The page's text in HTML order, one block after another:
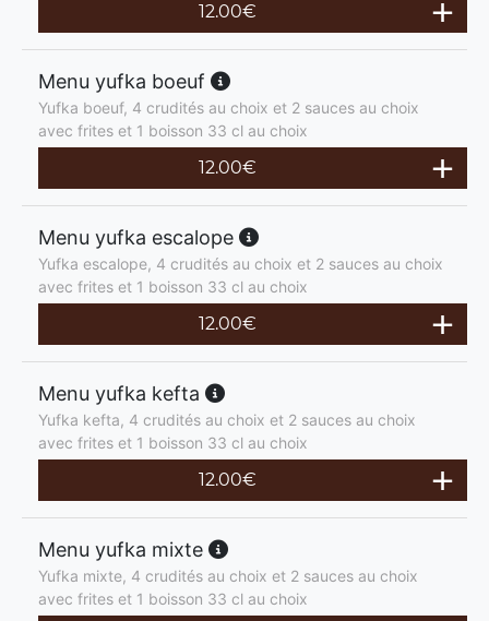
12.00€
Menu yufka boeuf
Yufka boeuf, 4 crudités au choix et 2 sauces au choix
avec frites et 1 boisson 33 cl au choix
12.00€
Menu yufka escalope
Yufka escalope, 4 crudités au choix et 2 sauces au choix
avec frites et 1 boisson 33 cl au choix
12.00€
Menu yufka kefta
Yufka kefta, 4 crudités au choix et 2 sauces au choix
avec frites et 1 boisson 33 cl au choix
12.00€
Menu yufka mixte
Yufka mixte, 4 crudités au choix et 2 sauces au choix
avec frites et 1 boisson 33 cl au choix